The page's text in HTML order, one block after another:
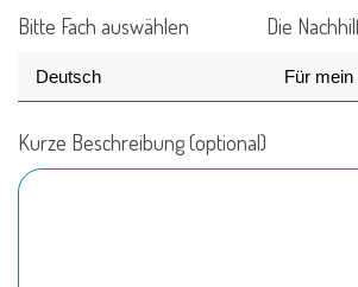
Bitte Fach auswählen Die
Kurze Beschreibung (optional)